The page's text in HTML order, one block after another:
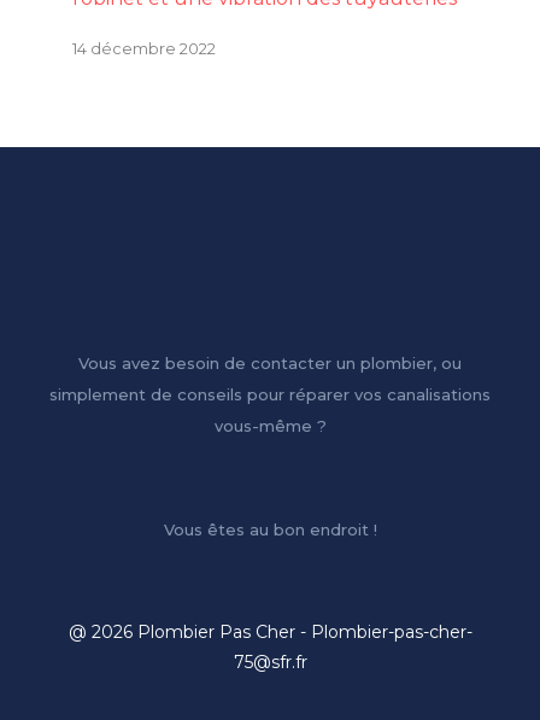
14 décembre 2022
Vous avez besoin de contacter un plombier, ou
simplement de conseils pour réparer vos canalisations
vous-même ?
Vous êtes au bon endroit !
@ 2026 Plombier Pas Cher - Plombier-pas-cher-
75@sfr.fr